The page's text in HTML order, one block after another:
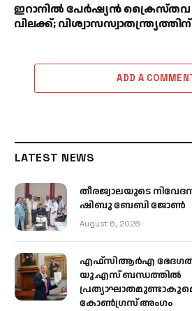
ഇറാനിൽ പേർഷ്യൻ ക്രൈസ്തവ
വിലക്ക്; വിശ്വാസസ്വാതന്ത്ര്യത്തിന്
ADD A
LATEST NEWS
തീരജ്വാലയുടെ
ഷിബു ബേബി ജോൺ
August 6, 2026
എഫ്‌സിആർഎ ഭേദഗതി
യു.എസ് ബന്ധത്തിൽ
കോൺഗ്രസ് അംഗം